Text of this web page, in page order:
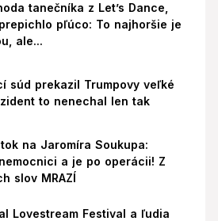
tanečníka z Let’s Dance,
pľúco: To najhoršie je
ale...
súd prekazil Trumpovy veľké
to nenechal len tak
na Jaromíra Soukupa:
a je po operácii! Z
slov MRAZÍ
Lovestream Festival a ľudia